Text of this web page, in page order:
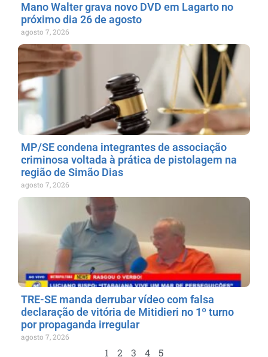
Mano Walter grava novo DVD em Lagarto no
próximo dia 26 de agosto
agosto 7, 2026
MP/SE condena integrantes de associação
criminosa voltada à prática de pistolagem na
região de Simão Dias
agosto 7, 2026
TRE-SE manda derrubar vídeo com falsa
declaração de vitória de Mitidieri no 1º turno
por propaganda irregular
agosto 7, 2026
1 2 3 4 5